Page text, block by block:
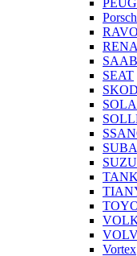
SAAB
SEAT
TANK
Vortex